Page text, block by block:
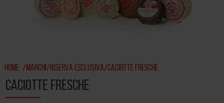
HOME /MARCHI/RISERVA ESCLUSIVA/CACIOTTE FRESCHE
CACIOTTE FRESCHE